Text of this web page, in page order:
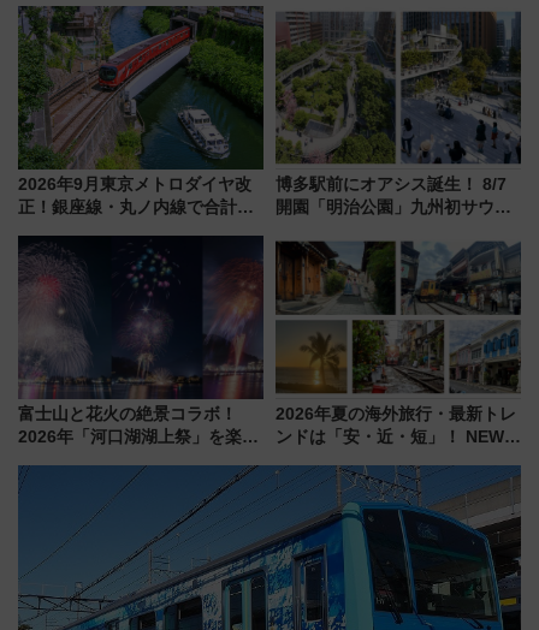
定1万5000枚】
で都心から約1時間半で夏の絶景
を！
2026年9月東京メトロダイヤ改
正！銀座線・丸ノ内線で合計
待
博多駅前にオアシス誕生！ 8/7
開園「明治公園」九州初サウナ
品グルメ登場で駅前の過ごし方
はどう変わる？
富士山と花火の絶景コラボ！
2026年「河口湖湖上祭」を楽し
ススメ
2026年夏の海外旅行・最新トレ
ンドは「安・近・短」！ NEWT
渡航先TOP5とは？ 円安時代の
旅行術